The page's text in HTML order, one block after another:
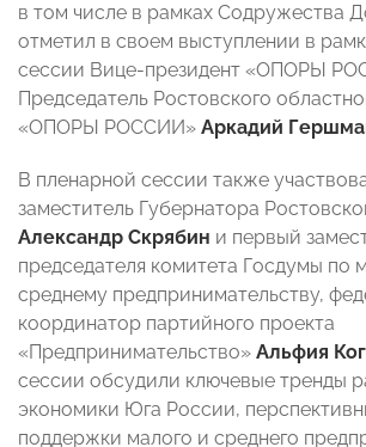
в том числе в рамках Содружества
отметил в своем выступлении в
сессии Вице-президент «ОПОРЫ
Председатель Ростовского
«ОПОРЫ РОССИИ» Аркадий
В пленарной сессии также
заместитель Губернатора
Александр Скрябин и первый
председателя комитета Госдумы по
среднему предпринимательству,
координатор партийного проекта
«Предпринимательство» Альфия
сессии обсудили ключевые тренды
экономики Юга России,
поддержки малого и среднего